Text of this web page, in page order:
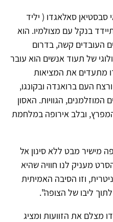
סאלאגדו ( יליד
בנקל עם מצולמיו. הוא
העובדים קשה, בדרום
של תעוד אנשים הוא עובר
מתעדים את המציאות
העם ברואנדה ובקונגו,
המוזלמנים, הגוויות. האסון
ובלב אירופה במלחמת
מישיר מבט ללא סינון אל
מעניק לנו חוויה שהיא
וזו הסיבה האמיתית
ליבו של הצופה".
מצלם את הזוועות ומציג